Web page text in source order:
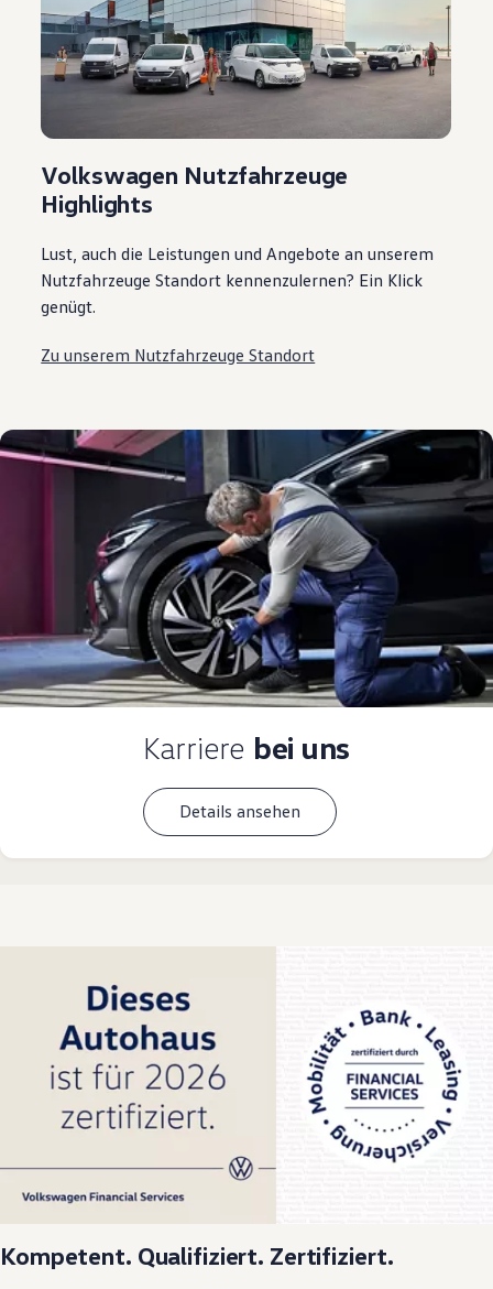
Volkswagen Nutzfahrzeuge
Highlights
Lust, auch die Leistungen und Angebote an unserem
Nutzfahrzeuge Standort kennenzulernen? Ein Klick
genügt.
Zu unserem Nutzfahrzeuge Standort
Karriere bei uns
Details ansehen
Kompetent. Qualifiziert. Zertifiziert.